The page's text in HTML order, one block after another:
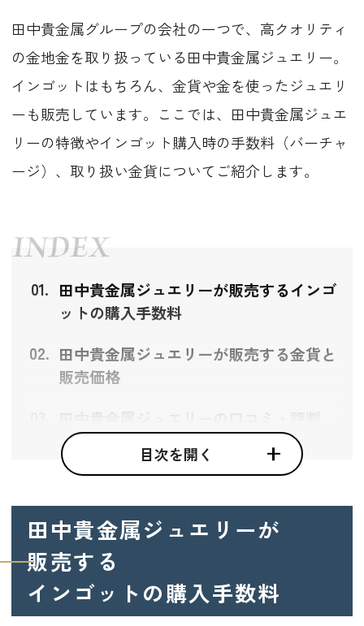
田中貴金属グループの会社の一つで、高クオリティ
の金地金を取り扱っている田中貴金属ジュエリー。
インゴットはもちろん、金貨や金を使ったジュエリ
ーも販売しています。ここでは、田中貴金属ジュエ
リーの特徴やインゴット購入時の手数料（バーチャ
ージ）、取り扱い金貨についてご紹介します。
田中貴金属ジュエリーが販売するインゴ
ットの購入手数料
田中貴金属ジュエリーが販売する金貨と
販売価格
田中貴金属ジュエリーの特徴
全国で複数の店舗を展開
インターネットでの取引も可能
田中貴金属ジュエリーでの金の購入方法
店頭購入
目次を開く
田中貴金属ジュエリーが
販売する
インゴットの購入手数料